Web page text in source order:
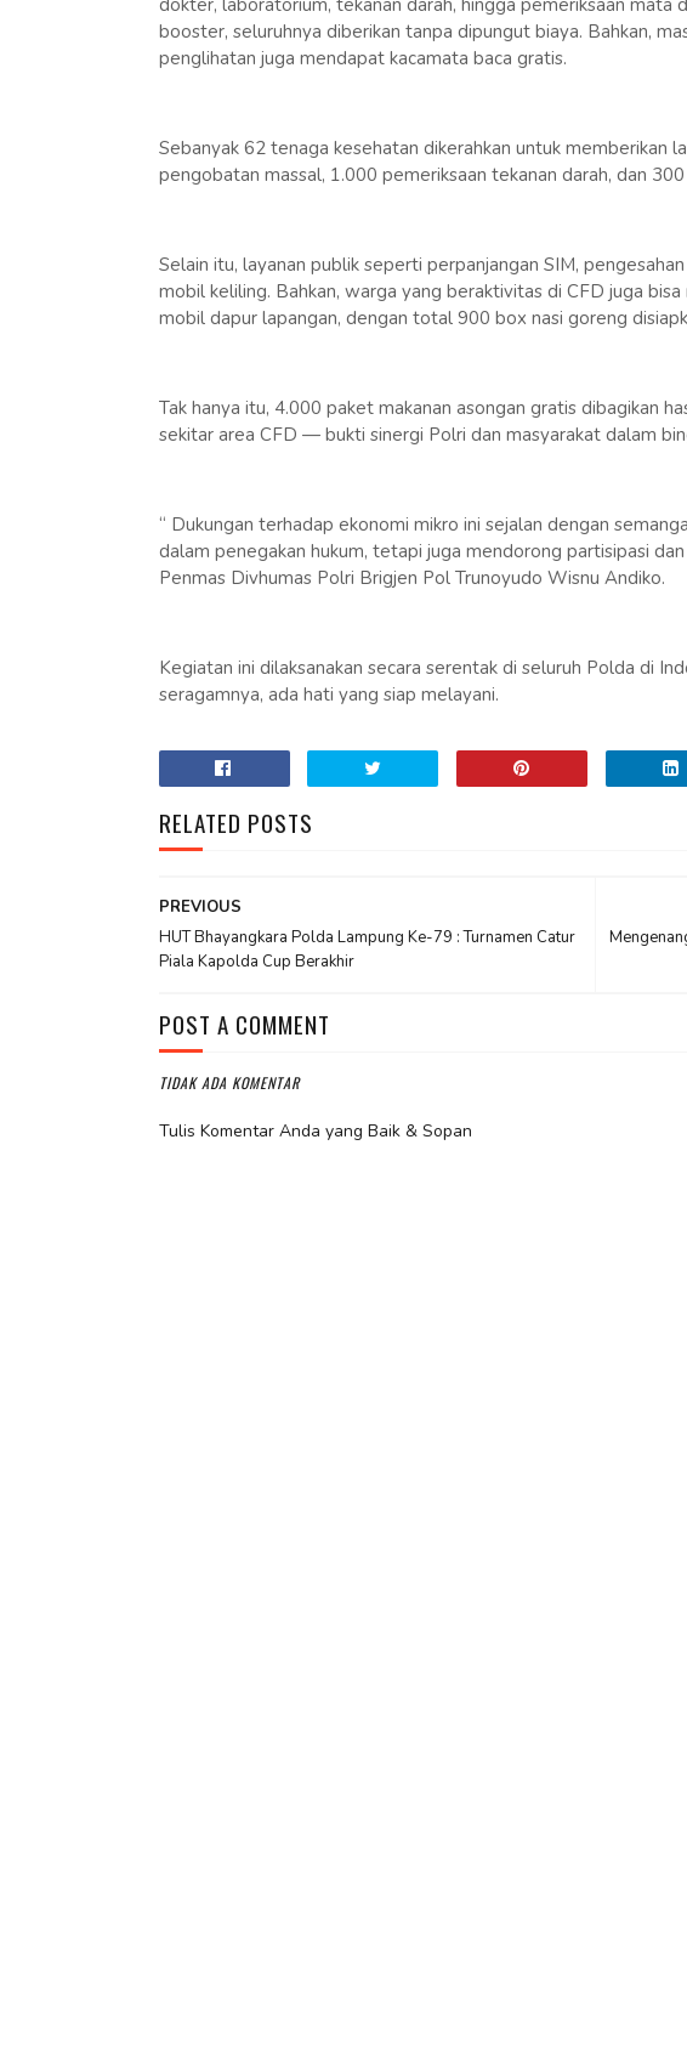
dokter, laboratorium, tekanan darah, hingga pemeriksaan
booster, seluruhnya diberikan tanpa dipungut biaya. Bahkan,
penglihatan juga mendapat kacamata baca gratis.
Sebanyak 62 tenaga kesehatan dikerahkan untuk memberikan
pengobatan massal, 1.000 pemeriksaan tekanan darah, dan
Selain itu, layanan publik seperti perpanjangan SIM,
mobil keliling. Bahkan, warga yang beraktivitas di CFD juga
mobil dapur lapangan, dengan total 900 box nasi goreng
Tak hanya itu, 4.000 paket makanan asongan gratis dibagikan
sekitar area CFD — bukti sinergi Polri dan masyarakat dalam
“ Dukungan terhadap ekonomi mikro ini sejalan dengan
dalam penegakan hukum, tetapi juga mendorong partisipasi
Penmas Divhumas Polri Brigjen Pol Trunoyudo Wisnu Andiko.
Kegiatan ini dilaksanakan secara serentak di seluruh Polda di
seragamnya, ada hati yang siap melayani.
RELATED POSTS
PREVIOUS
HUT Bhayangkara Polda Lampung Ke-79 : Turnamen Catur
Piala Kapolda Cup Berakhir
POST A COMMENT
TIDAK ADA KOMENTAR
Tulis Komentar Anda yang Baik & Sopan